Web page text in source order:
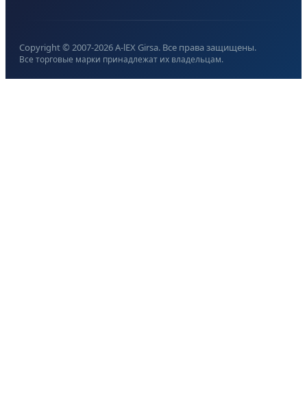
Copyright © 2007-2026A-lEX Girsa. Все права защищены.
Все торговые марки принадлежат их владельцам.